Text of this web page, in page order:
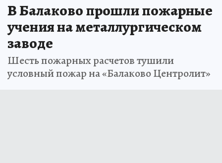
В Балаково прошли пожарные
учения на металлургическом
заводе
Шесть пожарных расчетов тушили
условный пожар на «Балаково Центролит»